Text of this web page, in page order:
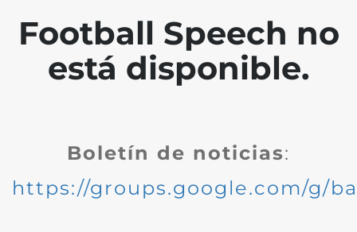
Football Speech no
está disponible.
Boletín de noticias:
https://groups.google.com/g/